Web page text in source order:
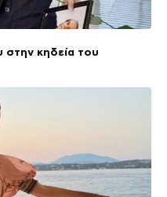
στην κηδεία του